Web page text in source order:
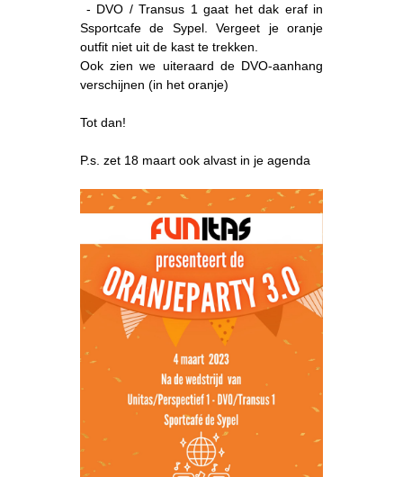
- DVO / Transus 1 gaat het dak eraf in
Ssportcafe de Sypel. Vergeet je oranje
outfit niet uit de kast te trekken.
Ook zien we uiteraard de DVO-aanhang
verschijnen (in het oranje)
Tot dan!
P.s. zet 18 maart ook alvast in je agenda